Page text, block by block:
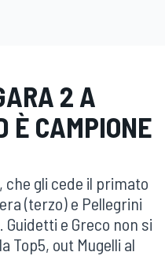
2 A
È CAMPIONE
che gli cede il primato
(terzo) e Pellegrini
e Greco non si
Top5, out Mugelli al